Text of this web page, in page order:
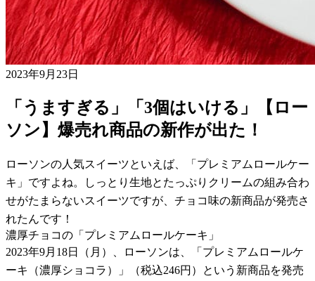
2023年9月23日
「うますぎる」「3個はいける」【ロー
ソン】爆売れ商品の新作が出た！
ローソンの人気スイーツといえば、「プレミアムロールケー
キ」ですよね。しっとり生地とたっぷりクリームの組み合わ
せがたまらないスイーツですが、チョコ味の新商品が発売さ
れたんです！
濃厚チョコの「プレミアムロールケーキ」
2023年9月18日（月）、ローソンは、「プレミアムロールケ
ーキ（濃厚ショコラ）」（税込246円）という新商品を発売